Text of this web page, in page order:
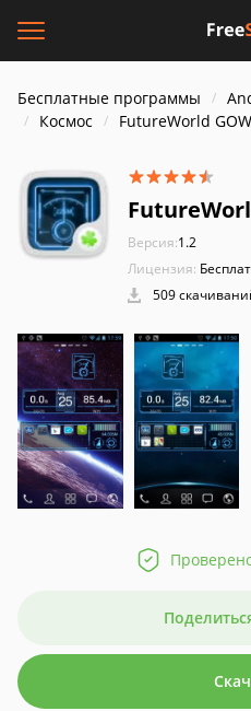
Бесплатные программы
Космос
FutureWorld
Версия:1.2
Лицензия:
509